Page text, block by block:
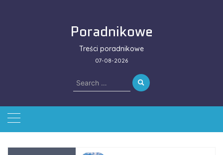
Poradnikowe
Treści poradnikowe
07-08-2026
Search
for: